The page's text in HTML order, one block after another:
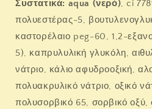
Συστατικά: aqua (νερό), ci
πολυεστέρας-5,
καστορέλαιο peg-60, 1,2-
5), καπρυλυλική γλυκόλη,
νάτριο, κάλιο αφυδροοξική,
πολυακρυλικό νάτριο, οξικό
πολυσορβικό 65, σορβικό οξύ,